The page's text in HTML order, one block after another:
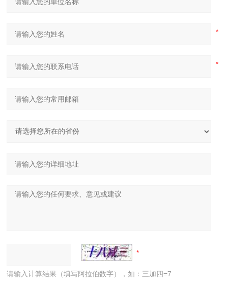
请输入计算结果（填写阿拉伯数字），如：三加四=7